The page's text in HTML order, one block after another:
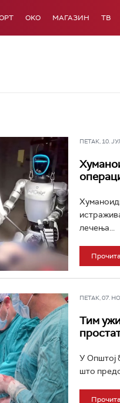
OKO МАГАЗИН ТВ
ПЕТАК, 10.
лечења...
ПЕТАК, 07.
Тим
У Општој
што